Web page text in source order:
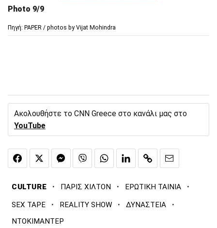
Photo 9/9
Πηγή: PAPER / photos by Vijat Mohindra
Ακολουθήστε το CNN Greece στο κανάλι μας στο
YouTube
CULTURE · ΠΑΡΙΣ ΧΙΛΤΟΝ · ΕΡΩΤΙΚΗ ΤΑΙΝΙΑ ·
SEX TAPE · REALITY SHOW · ΔΥΝΑΣΤΕΙΑ ·
ΝΤΟΚΙΜΑΝΤΕΡ